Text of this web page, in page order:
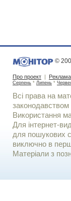
©
Про проект | Реклама
Серпень * Липень *
Всі права на
законодавством
Використання
Для iнтернет-
для пошукових
виключно в
Матеріали з